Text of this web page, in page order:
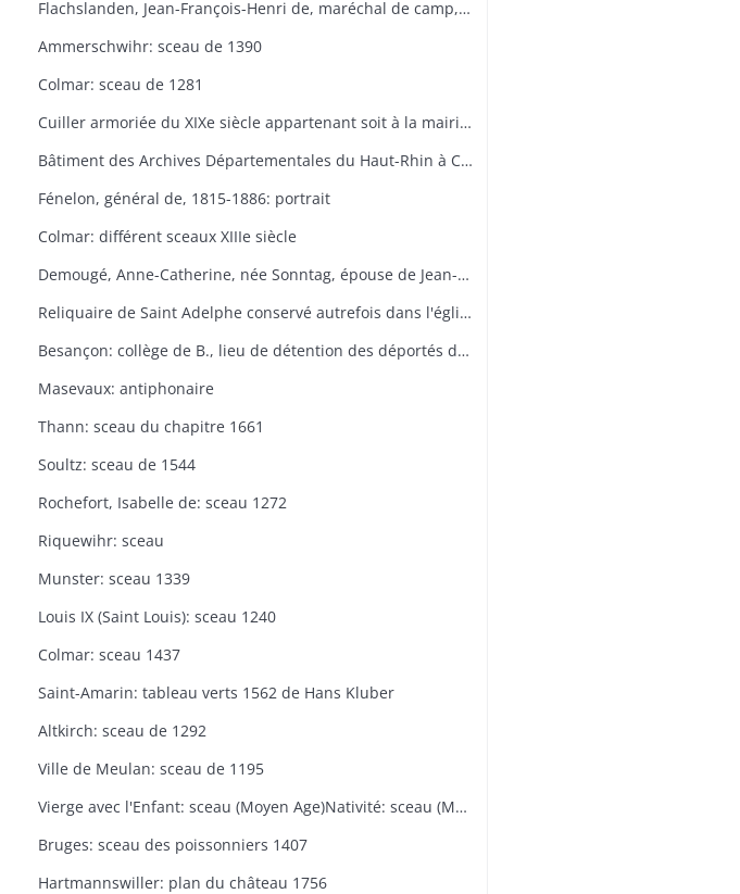
Flachslanden, Jean-François-Henri de, maréchal de camp, commandant de la province d'Alsace; XVIIIe siècle: portrait
Ammerschwihr: sceau de 1390
Colmar: sceau de 1281
Cuiller armoriée du XIXe siècle appartenant soit à la mairie de Ribeauvillé, soit à M.Posth, maire de Ribeauvillé
Bâtiment des Archives Départementales du Haut-Rhin à Colmar: extérieur
Fénelon, général de, 1815-1886: portrait
Colmar: différent sceaux XIIIe siècle
Demougé, Anne-Catherine, née Sonntag, épouse de Jean-Claude Demougé, XVIIIe siècle: portrait
Reliquaire de Saint Adelphe conservé autrefois dans l'église de Newiller-lés-Saverne
Besançon: collège de B., lieu de détention des déportés du Haut-Rhin, 18 avril 1793
Masevaux: antiphonaire
Thann: sceau du chapitre 1661
Soultz: sceau de 1544
Rochefort, Isabelle de: sceau 1272
Riquewihr: sceau
Munster: sceau 1339
Louis IX (Saint Louis): sceau 1240
Colmar: sceau 1437
Saint-Amarin: tableau verts 1562 de Hans Kluber
Altkirch: sceau de 1292
Ville de Meulan: sceau de 1195
Vierge avec l'Enfant: sceau (Moyen Age)Nativité: sceau (Moyen Age)
Bruges: sceau des poissonniers 1407
Hartmannswiller: plan du château 1756